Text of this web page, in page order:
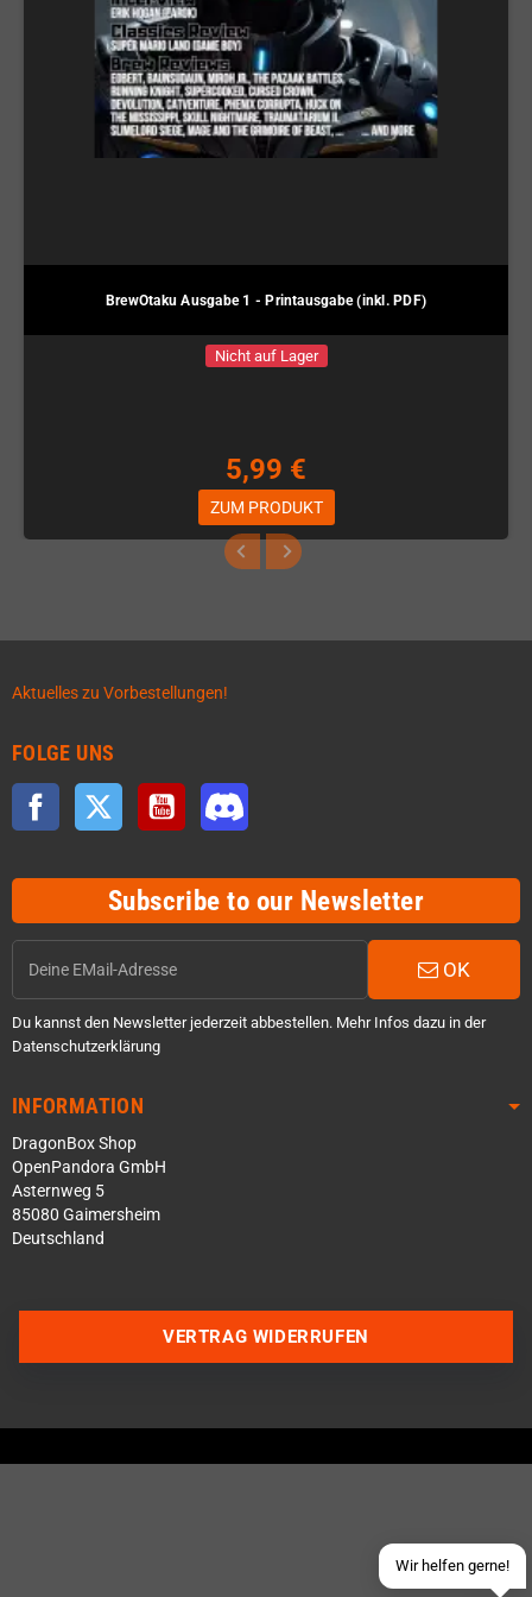
BrewOtaku Ausgabe 1 - Printausgabe (inkl. PDF)
Nicht auf Lager
5,99 €
ZUM PRODUKT
Aktuelles zu Vorbestellungen!
FOLGE UNS
Facebook Twitter YouTube
Subscribe to our Newsletter
OK
Du kannst den Newsletter jederzeit abbestellen. Mehr Infos dazu in der
Datenschutzerklärung
INFORMATION
DragonBox Shop
OpenPandora GmbH
Asternweg 5
85080 Gaimersheim
Deutschland
Wir helfen gerne!
Über WhatsApp schreiben
Schick uns eine eMail
VERTRAG WIDERRUFEN